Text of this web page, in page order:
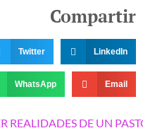
Compartir
Twitter LinkedIn
WhatsApp Email